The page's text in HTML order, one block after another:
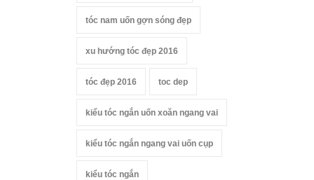
tóc nam uốn gợn sóng đẹp
xu hướng tóc đẹp 2016
tóc đẹp 2016 toc dep
kiểu tóc ngắn uốn xoăn ngang vai
kiểu tóc ngắn ngang vai uốn cụp
kiểu tóc ngắn